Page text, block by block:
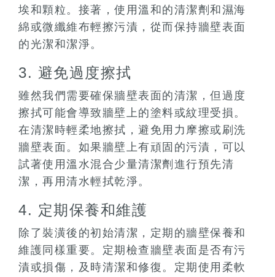
埃和顆粒。接著，使用溫和的清潔劑和濕海
綿或微纖維布輕擦污漬，從而保持牆壁表面
的光潔和潔淨。
3. 避免過度擦拭
雖然我們需要確保牆壁表面的清潔，但過度
擦拭可能會導致牆壁上的塗料或紋理受損。
在清潔時輕柔地擦拭，避免用力摩擦或刷洗
牆壁表面。如果牆壁上有頑固的污漬，可以
試著使用溫水混合少量清潔劑進行預先清
潔，再用清水輕拭乾淨。
4. 定期保養和維護
除了裝潢後的初始清潔，定期的牆壁保養和
維護同樣重要。定期檢查牆壁表面是否有污
漬或損傷，及時清潔和修復。定期使用柔軟